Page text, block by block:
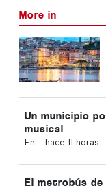
More in
Un municipio
musical
En - hace 11 horas
El metrobús